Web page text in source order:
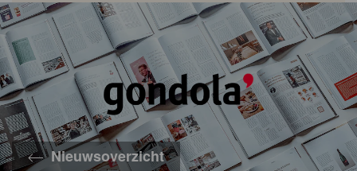
Nieuwsoverzicht
Gondola
academy
Gondola
society